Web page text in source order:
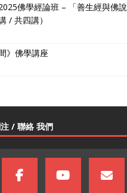
佛學經論班 – 「善生經與佛說
/ 共四講）
》佛學講座
/ 聯絡 我們